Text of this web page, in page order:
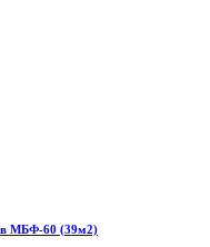
МБФ-60 (39м2)